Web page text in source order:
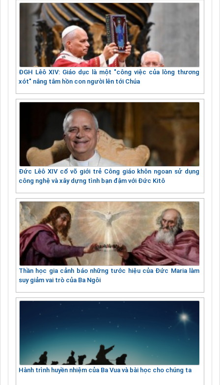
ĐGH Lêô XIV: Giáo dục là một "công việc của lòng thương
xót" nâng tâm hồn con người lên tới Chúa
Đức Lêô XIV cổ võ giới trẻ Công giáo khôn ngoan sử dụng
công nghệ và xây dựng tình bạn đậm với Đức Kitô
Thần học gia cảnh báo những tước hiệu của Đức Maria làm
suy giảm vai trò của Ba Ngôi
Hành trình huyền nhiệm của Ba Vua và bài học cho chúng ta